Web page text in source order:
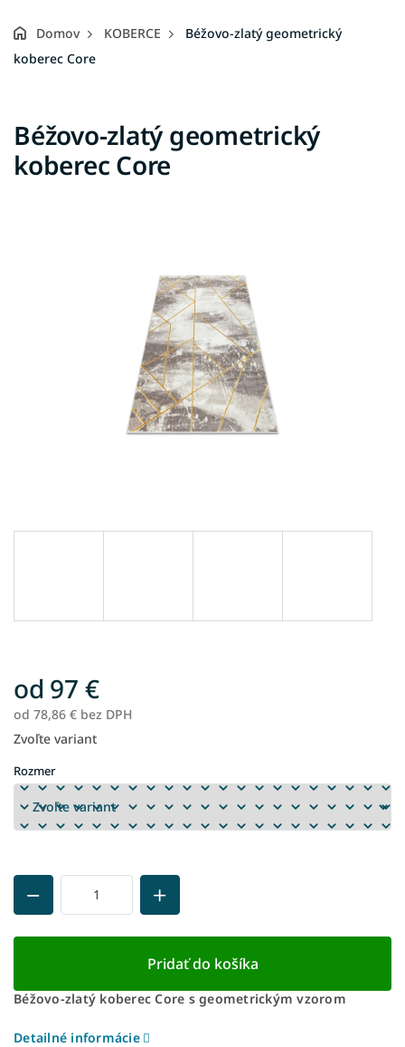
Domov KOBERCE
Béžovo-zlatý geometrický
koberec Core
Béžovo-zlatý geometrický
koberec Core
od 97 €
od 78,86 € bez DPH
Jednotková
Zvoľte variant
Rozmer
Pridať do košíka
Béžovo-zlatý koberec Core s geometrickým vzorom
Detailné informácie